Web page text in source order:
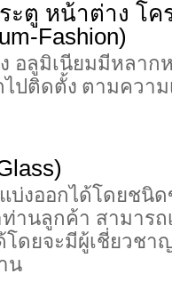
ะตู หน้าต่าง โค
Fashion)
อลูมิเนียมมีหลาก
ไปติดตั้ง ตามความ
บ่งออกได้โดยชนิด
านลูกค้า สามารถ
โดยจะมีผู้เชี่ยวชา
น